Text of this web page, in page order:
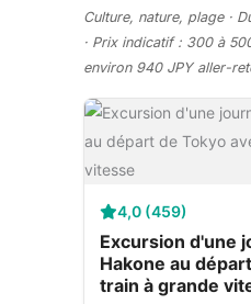
Culture, nature, plage ·
· Prix indicatif : 300 à
environ 940 JPY aller-
4,0 (459)
Excursion d'une
Hakone au
train à grande